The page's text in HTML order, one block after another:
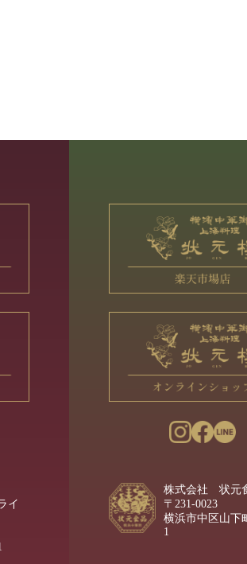
イ
株式会社 状元
〒231-0023
横浜市中区山下
1